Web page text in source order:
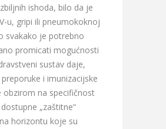
ishoda, bilo da je
u, gripi ili pneumokoknoj
svakako je potrebno
promicati mogućnosti
sustav daje,
i imunizacijske
obzirom na specifičnost
„zaštitne“
horizontu koje su